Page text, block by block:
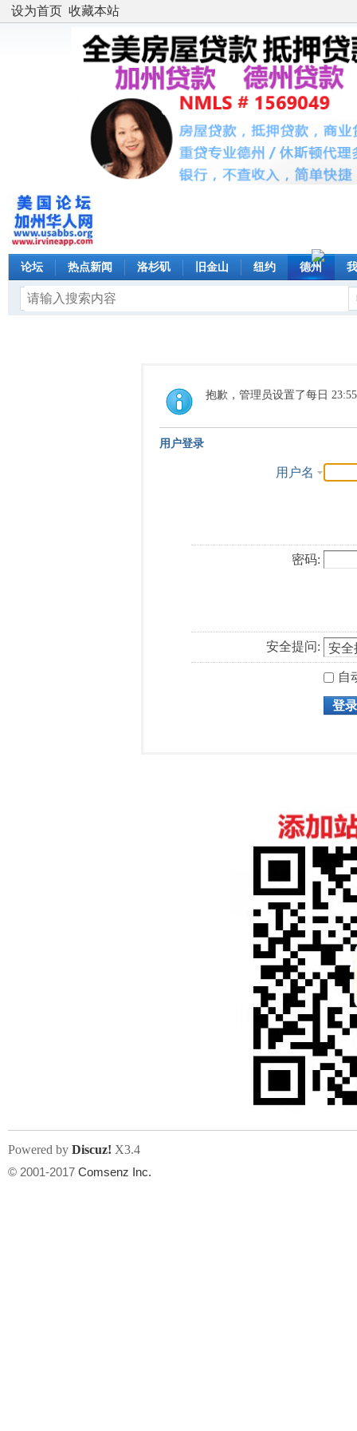
设为首页 收藏本站
论坛 热点新闻 洛杉矶 旧金山 纽约 德州
抱歉，管理员设置了每日
用户登录
用户名
密码:
安全提问:
自
登录
Powered by Discuz! X3.4
© 2001-2017 Comsenz Inc.